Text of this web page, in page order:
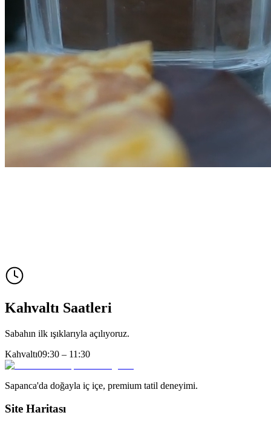
Kahvaltı Saatleri
Sabahın ilk ışıklarıyla açılıyoruz.
Kahvaltı09:30 – 11:30
Sapanca'da doğayla iç içe, premium tatil deneyimi.
Site Haritası